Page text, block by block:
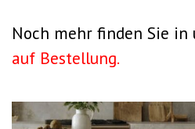
Noch mehr finden Sie in
auf Bestellung.